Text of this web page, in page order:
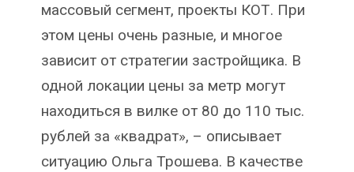
массовый сегмент, проекты КОТ. При
этом цены очень разные, и многое
зависит от стратегии застройщика. В
одной локации цены за метр могут
находиться в вилке от 80 до 110 тыс.
рублей за «квадрат», – описывает
ситуацию Ольга Трошева. В качестве